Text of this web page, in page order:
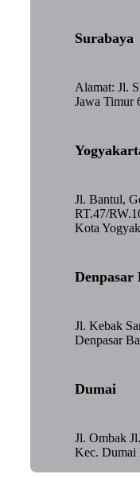
Surabaya
Alamat: Jl.
Jawa Timur
Jl. Bantul,
RT.47/
Kota
Denpasar
Jl. Kebak
Denpasar
Dumai
Jl. Ombak
Kec. Dumai